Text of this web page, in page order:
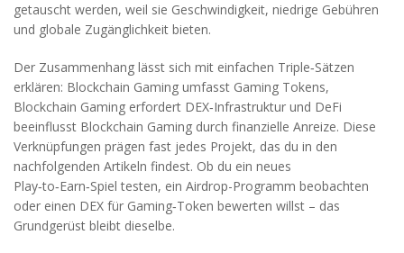
getauscht werden, weil sie Geschwindigkeit, niedrige Gebühren
und globale Zugänglichkeit bieten.
Der Zusammenhang lässt sich mit einfachen Triple‑Sätzen
erklären: Blockchain Gaming umfasst Gaming Tokens,
Blockchain Gaming erfordert DEX‑Infrastruktur und DeFi
beeinflusst Blockchain Gaming durch finanzielle Anreize. Diese
Verknüpfungen prägen fast jedes Projekt, das du in den
nachfolgenden Artikeln findest. Ob du ein neues
Play‑to‑Earn‑Spiel testen, ein Airdrop-Programm beobachten
oder einen DEX für Gaming‑Token bewerten willst – das
Grundgerüst bleibt dieselbe.